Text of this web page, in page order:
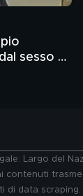
sesso o
Largo del
di data scraping.